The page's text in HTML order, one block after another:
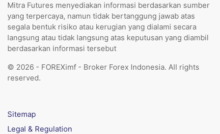
Mitra Futures menyediakan informasi berdasarkan sumber
yang terpercaya, namun tidak bertanggung jawab atas
segala bentuk risiko atau kerugian yang dialami secara
langsung atau tidak langsung atas keputusan yang diambil
berdasarkan informasi tersebut
© 2026 - FOREXimf - Broker Forex Indonesia. All rights
reserved.
Sitemap
Legal & Regulation